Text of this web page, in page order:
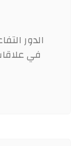
الدور
في